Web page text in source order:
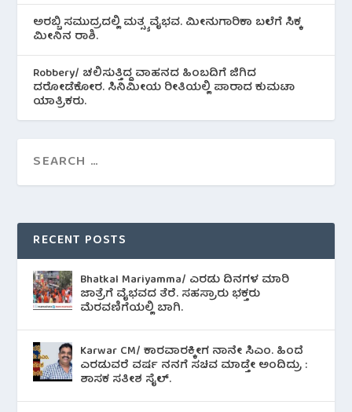
ಅರಬ್ಬಿ ಸಮುದ್ರದಲ್ಲಿ ಮತ್ಸ್ಯ ವೈಭವ. ಮೀನುಗಾರಿಕಾ ಬಲೆಗೆ ಸಿಕ್ಕ
ಮೀನಿನ‌ ರಾಶಿ.
Robbery/ ಚಲಿಸುತ್ತಿದ್ದ ವಾಹನದ ಹಿಂಬದಿಗೆ ಜಿಗಿದ
ದರೋಡೆಕೋರ. ಸಿನಿಮೀಯ ರೀತಿಯಲ್ಲಿ ಪಾರಾದ ಕುಮಟಾ
ಯಾತ್ರಿಕರು.
RECENT POSTS
Bhatkal Mariyamma/ ಎರಡು ದಿನಗಳ ಮಾರಿ
ಜಾತ್ರೆಗೆ ವೈಭವದ ತೆರೆ. ಸಹಸ್ರಾರು ಭಕ್ತರು
ಮೆರವಣಿಗೆಯಲ್ಲಿ ಬಾಗಿ.
Karwar CM/ ಕಾರವಾರಕ್ಕೀಗ ನಾನೇ ಸಿಎಂ. ಹಿಂದೆ
ಎರಡುವರೆ ವರ್ಷ ನನಗೆ ಸಚಿವ ಮಾಡ್ತೇ ಅಂದಿದ್ರು :
ಶಾಸಕ ಸತೀಶ ಸೈಲ್.